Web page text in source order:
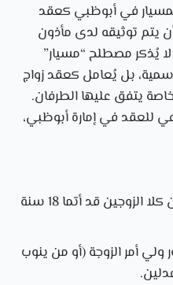
المسيار في أبوظبي كعقد
يتم توثيقه لدى مأذون
يُذكر مصطلح “مسيار”
بل يُعامل كعقد زواج
يتفق عليها الطرفان.
للعقد في إمارة أبوظبي،
الزوجين قد أتما
18 سنة
ولي أمر الزوجة(أو من ينوب
.